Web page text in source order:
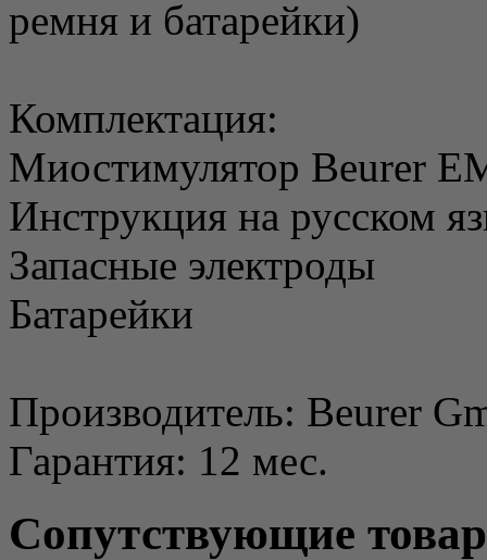
ремня и батарейки)
Комплектация:
Миостимулятор Beurer
Инструкция на русском
Запасные электроды
Батарейки
Производитель: Beurer
Гарантия: 12 мес.
Сопутствующие